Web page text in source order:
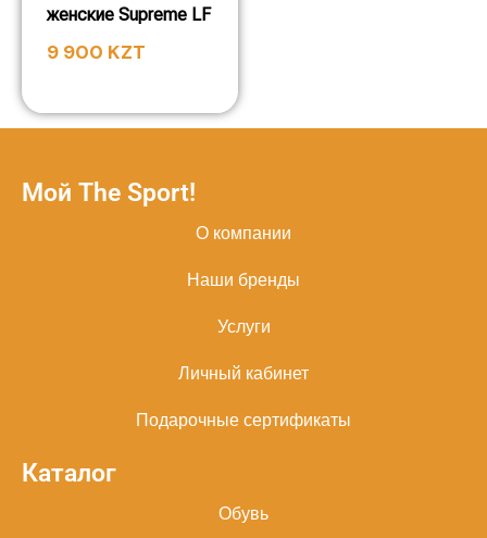
женские Supreme LF
9 900 KZT
Мой The Sport!
О компании
Наши бренды
Услуги
Личный кабинет
Подарочные сертификаты
Каталог
Обувь